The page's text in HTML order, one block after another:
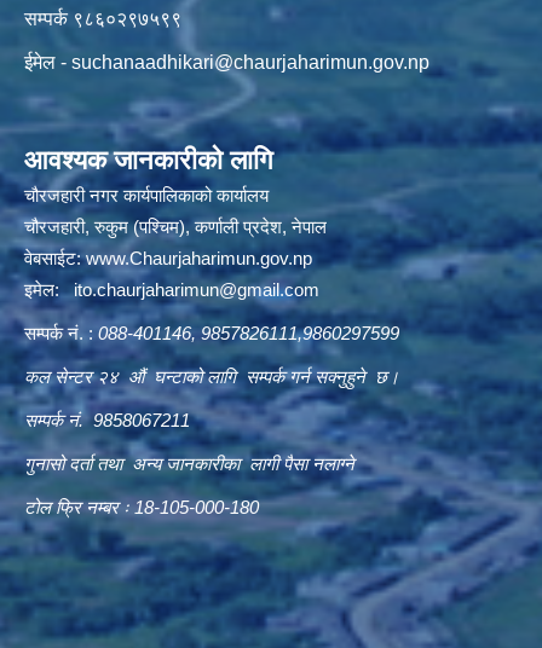
सम्पर्क ९८६०२९७५९९
ईमेल - suchanaadhikari@chaurjaharimun.gov.np
आवश्यक जानकारीको लागि
चौरजहारी नगर कार्यपालिकाको कार्यालय
चौरजहारी, रुकुम (पश्चिम), कर्णाली प्रदेश, नेपाल
वेबसाईट:www.Chaurjaharimun.gov.np
इमेल:ito.chaurjaharimun@gmail.com
सम्पर्क नं. : 088-401146, 9857826111,9860297599
कल सेन्टर २४ औं घन्टाको लागि सम्पर्क गर्न सक्नुहुने छ।
सम्पर्क नं. 9858067211
गुनासो दर्ता तथा अन्य जानकारीका लागी पैसा नलाग्ने
टोल फ्रि नम्बर ः 18-105-000-180